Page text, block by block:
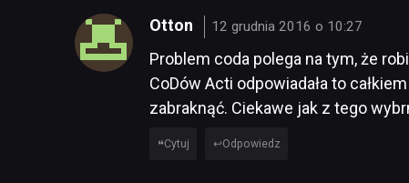
Otton 12 grudnia 2016 o 10:27
Problem coda polega na tym, że
CoDów Acti odpowiadała to
zabraknąć. Ciekawe jak z tego
Cytuj Odpowiedz